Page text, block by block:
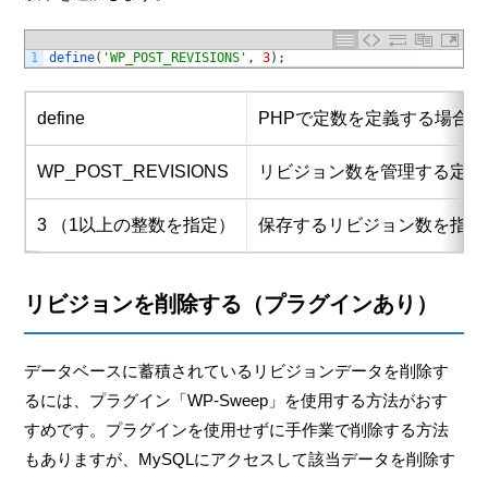
1 define( 'WP_POST_REVISIONS' , 3) ;
define PHPで定数を定義する場合
WP_POST_REVISIONS リビジョン数を管理する定数
3 （1以上の整数を指定） 保存するリビジョン数を指
リビジョンを削除する（プラグインあり）
データベースに蓄積されているリビジョンデータを削除す
るには、プラグイン「WP-Sweep」を使用する方法がおす
すめです。プラグインを使用せずに手作業で削除する方法
もありますが、MySQLにアクセスして該当データを削除す